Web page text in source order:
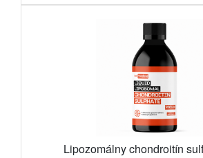
Lipozomálny chondroitín